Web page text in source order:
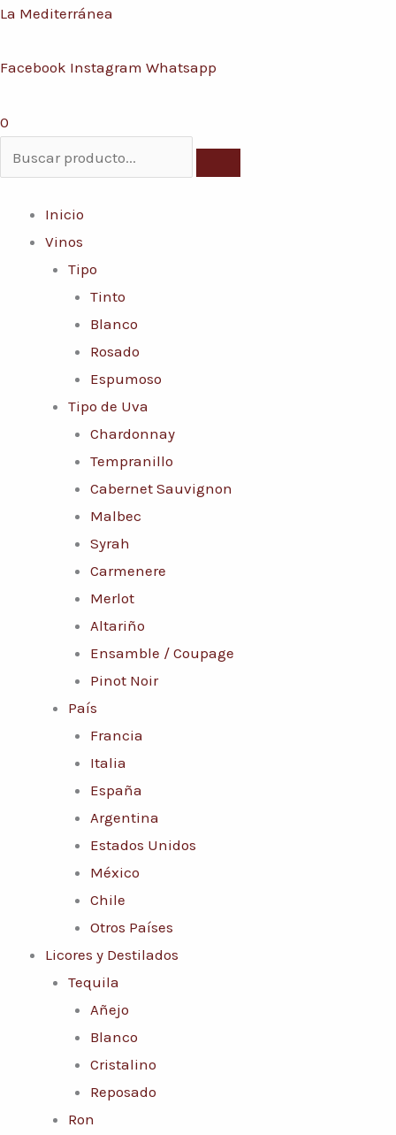
Ir
contenido
La Mediterránea
Facebook Instagram Whatsapp
0
Inicio
Vinos
Tipo
Tinto
Blanco
Rosado
Espumoso
Tipo de Uva
Chardonnay
Tempranillo
Cabernet Sauvignon
Malbec
Syrah
Carmenere
Merlot
Altariño
Ensamble / Coupage
Pinot Noir
País
Francia
Italia
España
Argentina
Estados Unidos
México
Chile
Otros Países
Licores y Destilados
Tequila
Añejo
Blanco
Cristalino
Reposado
Ron
Menú